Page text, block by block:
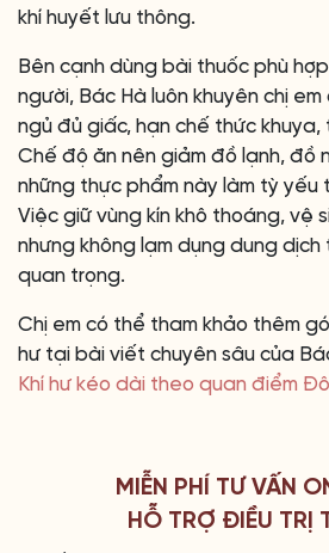
khí huyết lưu thông.
Bên cạnh dùng bài thuốc phù
người, Bác Hà luôn khuyên chị
ngủ đủ giấc, hạn chế thức khuya,
Chế độ ăn nên giảm đồ lạnh, đồ
những thực phẩm này làm tỳ yếu
Việc giữ vùng kín khô thoáng, vệ
nhưng không lạm dụng dung
quan trọng.
Chị em có thể tham khảo thêm
hư tại bài viết chuyên sâu của
Khí hư kéo dài theo quan điểm
MIỄN PHÍ TƯ VẤN
HỖ TRỢ ĐIỀU TRỊ